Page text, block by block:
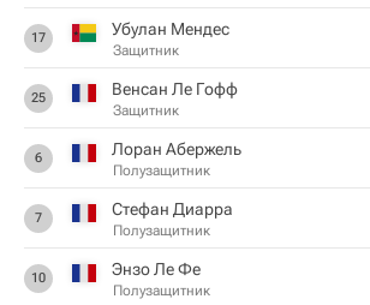
17 Убулан Мендес
Защитник
25 Венсан Ле Гофф
Защитник
6 Лоран Абержель
Полузащитник
7 Стефан Диарра
Полузащитник
10 Энзо Ле Фе
Полузащитник